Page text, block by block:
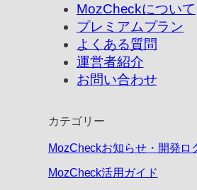
MozCheckについて
プレミアムプラン
よくある質問
運営者紹介
お問い合わせ
カテゴリー
MozCheckお知らせ・開発ロ
MozCheck活用ガイド